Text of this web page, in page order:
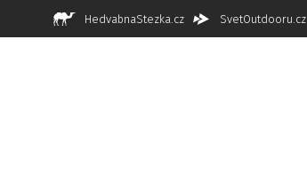
HedvabnaStezka.cz SvetOutdooru.cz